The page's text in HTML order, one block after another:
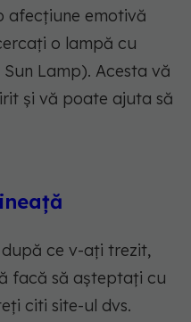
afecțiune emotivă
o lampă cu
Lamp). Acesta vă
și vă poate ajuta să
ce v-ați trezit,
facă să așteptați cu
citi site-ul dvs.